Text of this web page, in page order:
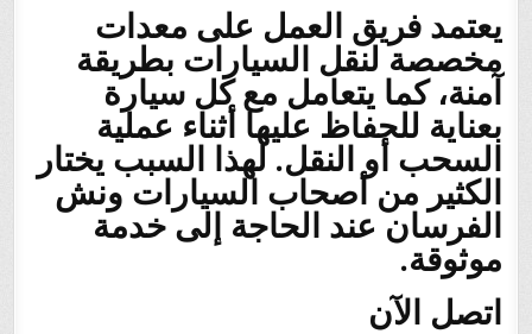
يعتمد فريق العمل على معدات
مخصصة لنقل السيارات بطريقة
آمنة، كما يتعامل مع كل سيارة
بعناية للحفاظ عليها أثناء عملية
السحب أو النقل. لهذا السبب يختار
الكثير من أصحاب السيارات ونش
الفرسان عند الحاجة إلى خدمة
موثوقة.
اتصل الآن